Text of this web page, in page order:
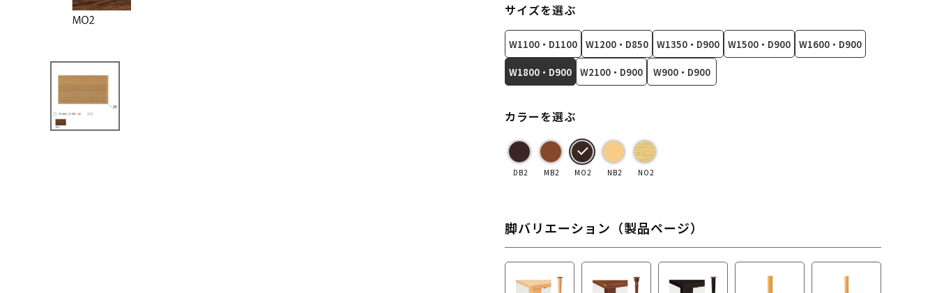
サイズを選ぶ
W1100・D1100 W1200・D850 W1350・D900 W1500・D900 W1600・D900
W1800・D900 W2100・D900 W900・D900
カラーを選ぶ
DB2 MB2 MO2 NB2 NO2
脚バリエーション（製品ページ）